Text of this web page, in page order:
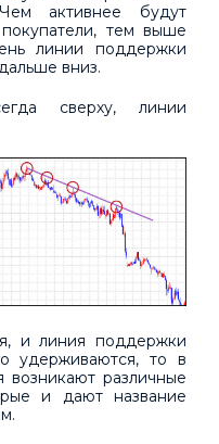
активнее будут
тем выше
линии поддержки
вниз.
сверху, линии
и линия поддержки
удерживаются, то в
возникают различные
и дают название